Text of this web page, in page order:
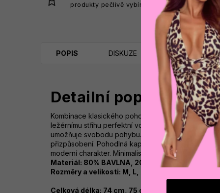
produkty pečlivě vybíráme s
POPIS DISKUZE
Detailní popis
Kombinace klasického pohodlí a stylového
ležérnímu střihu perfektní volbou pro každodenní
umožňuje svobodu pohybu. Prostorná klokaní
přizpůsobení. Pohodlná kapuce, která poskytuje
moderní charakter. Minimalistický povrch s
Materiál: 80% BAVLNA, 20% POLYESTER
Rozměry a velikosti: M, L, XL
Celková délka: 74 cm, 75 cm, 75 cm 130 cm, 132